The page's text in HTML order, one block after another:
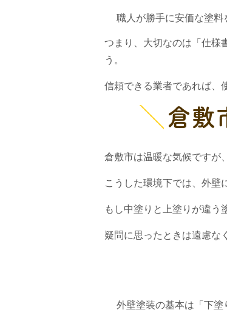
職人が勝手に安価な塗
つまり、大切なのは「仕様
う。
信頼できる業者であれば、
倉敷
倉敷市は温暖な気候ですが
こうした環境下では、外壁
もし中塗りと上塗りが違う
疑問に思ったときは遠慮な
外壁塗装の基本は「下